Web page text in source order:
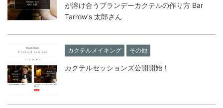
が溶け合うブランデーカクテルの作り方 Bar
Tarrow's 太郎さん
カクテルメイキング その他
カクテルセッションズ公開開始！